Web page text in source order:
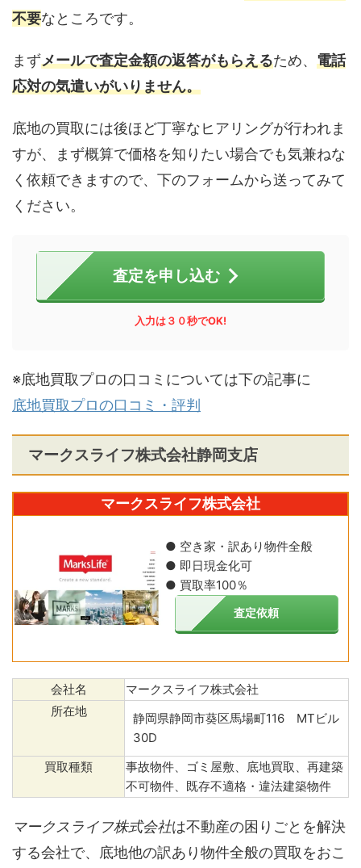
不要なところです。
まずメールで査定金額の返答がもらえるため、 電話
応対の気遣いがいりません。
底地の買取には後ほど丁寧なヒアリングが行われま
すが、まず概算で価格を知りたい場合でも気兼ねな
く依頼できますので、下のフォームから送ってみて
ください。
査定を申し込む
入力は３０秒でOK!
※底地買取プロの口コミについては下の記事に
底地買取プロの口コミ・評判
マークスライフ株式会社静岡支店
マークスライフ株式会社
● 空き家・訳あり物件全般
● 即日現金化可
● 買取率100％
査定依頼
会社名
マークスライフ株式会社
所在地
静岡県静岡市葵区馬場町116 MTビル
30D
買取種類
事故物件、ゴミ屋敷、底地買取、再建築
不可物件、既存不適格・違法建築物件
マークスライフ株式会社は不動産の困りごとを解決
する会社で、底地他の訳あり物件全般の買取をおこ